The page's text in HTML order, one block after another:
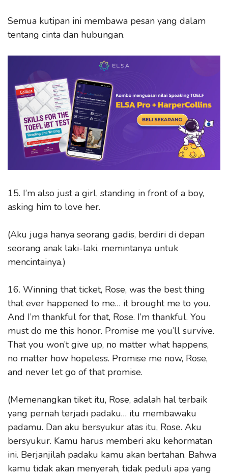
Semua kutipan ini membawa pesan yang dalam
tentang cinta dan hubungan.
15. I’m also just a girl, standing in front of a boy,
asking him to love her.
(Aku juga hanya seorang gadis, berdiri di depan
seorang anak laki-laki, memintanya untuk
mencintainya.)
16. Winning that ticket, Rose, was the best thing
that ever happened to me… it brought me to you.
And I’m thankful for that, Rose. I’m thankful. You
must do me this honor. Promise me you’ll survive.
That you won’t give up, no matter what happens,
no matter how hopeless. Promise me now, Rose,
and never let go of that promise.
(Memenangkan tiket itu, Rose, adalah hal terbaik
yang pernah terjadi padaku… itu membawaku
padamu. Dan aku bersyukur atas itu, Rose. Aku
bersyukur. Kamu harus memberi aku kehormatan
ini. Berjanjilah padaku kamu akan bertahan. Bahwa
kamu tidak akan menyerah, tidak peduli apa yang